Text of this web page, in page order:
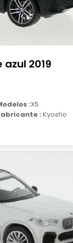
2019
:X5
: Kyosho